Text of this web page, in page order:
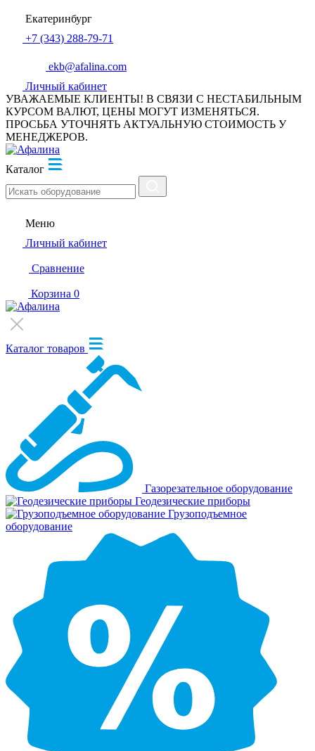
Екатеринбург
+7 (343) 288-79-71
ekb@afalina.com
Личный кабинет
УВАЖАЕМЫЕ КЛИЕНТЫ! В СВЯЗИ С НЕСТАБИЛЬНЫМ
КУРСОМ ВАЛЮТ, ЦЕНЫ МОГУТ ИЗМЕНЯТЬСЯ.
ПРОСЬБА УТОЧНЯТЬ АКТУАЛЬНУЮ СТОИМОСТЬ У
МЕНЕДЖЕРОВ.
Каталог
Меню
Личный кабинет
Сравнение
Корзина 0
Каталог товаров
Газорезательное оборудование
Геодезические приборы
Грузоподъемное
оборудование